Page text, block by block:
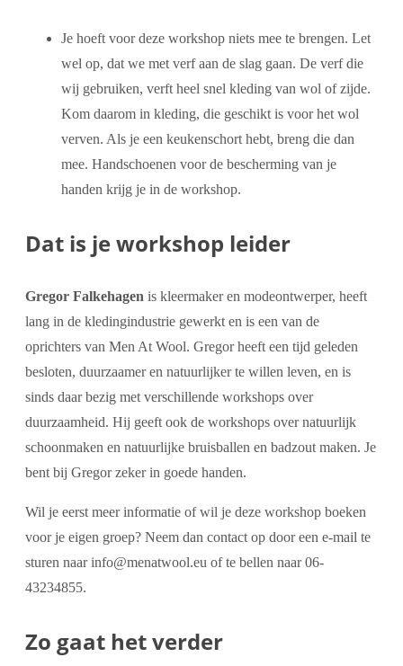
Je hoeft voor deze workshop niets mee te brengen. Let
wel op, dat we met verf aan de slag gaan. De verf die
wij gebruiken, verft heel snel kleding van wol of zijde.
Kom daarom in kleding, die geschikt is voor het wol
verven. Als je een keukenschort hebt, breng die dan
mee. Handschoenen voor de bescherming van je
handen krijg je in de workshop.
Dat is je workshop leider
Gregor Falkehagen is kleermaker en modeontwerper, heeft
lang in de kledingindustrie gewerkt en is een van de
oprichters van Men At Wool. Gregor heeft een tijd geleden
besloten, duurzaamer en natuurlijker te willen leven, en is
sinds daar bezig met verschillende workshops over
duurzaamheid. Hij geeft ook de workshops over natuurlijk
schoonmaken en natuurlijke bruisballen en badzout maken. Je
bent bij Gregor zeker in goede handen.
Wil je eerst meer informatie of wil je deze workshop boeken
voor je eigen groep? Neem dan contact op door een e-mail te
sturen naar info@menatwool.eu of te bellen naar 06-
43234855.
Zo gaat het verder